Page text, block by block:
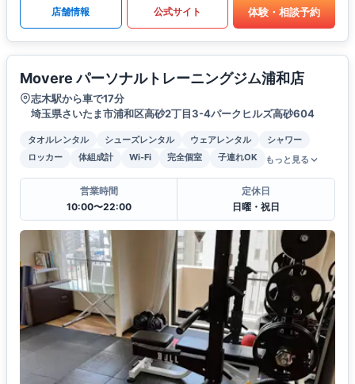
店舗情報 公式サイト 体験・相談予約
Movere パーソナルトレーニングジム浦和店
志木駅から車で17分
埼玉県さいたま市浦和区高砂2丁目3-4パークヒルズ高砂604
タオルレンタル シューズレンタル ウェアレンタル
シャワー
ロッカー
体組成計 Wi-Fi 完全個室 子連れOK もっと見る
営業時間
10:00〜22:00
定休日
日曜・祝日